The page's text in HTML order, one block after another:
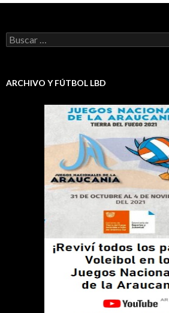
Buscar:
ARCHIVO Y FÚTBOL LBD